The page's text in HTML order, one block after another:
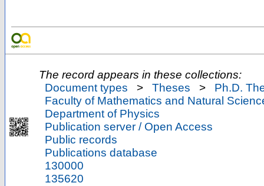
The record appears in these collections:
Document types
> Theses >
Ph.D.
Faculty of Mathematics and Natural
Department of Physics
Publication server / Open Access
Public records
Publications database
130000
135620